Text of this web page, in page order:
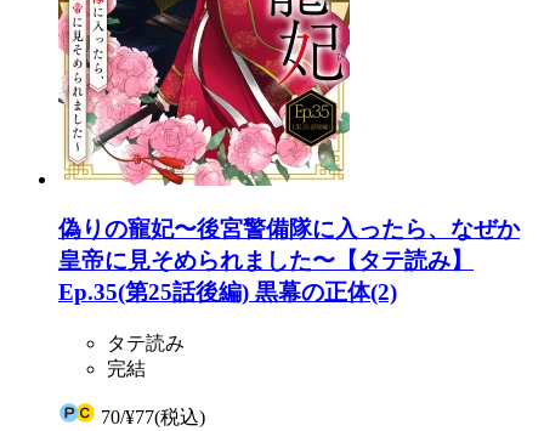
偽りの寵妃〜後宮警備隊に入ったら、なぜか
皇帝に見そめられました〜【タテ読み】
Ep.35(第25話後編) 黒幕の正体(2)
タテ読み
完結
70/¥77(税込)